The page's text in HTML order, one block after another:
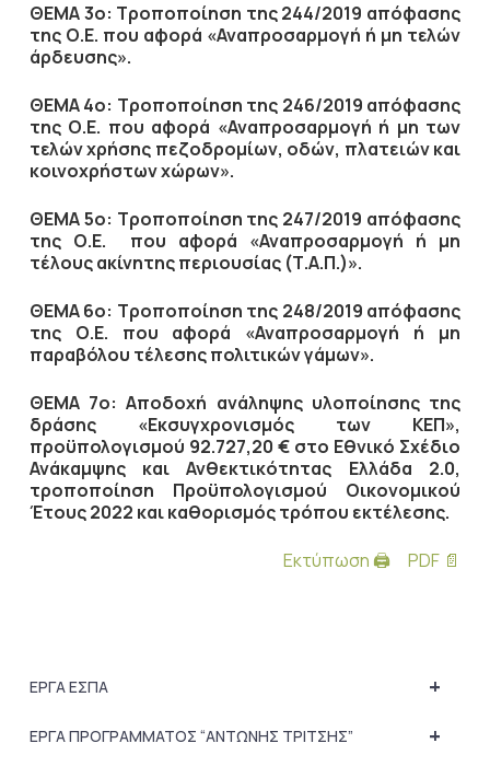
ΘΕΜΑ 3ο: Τροποποίηση της 244/2019 απόφασης
της Ο.Ε. που αφορά «Αναπροσαρμογή ή μη τελών
άρδευσης».
ΘΕΜΑ 4ο: Τροποποίηση της 246/2019 απόφασης
της Ο.Ε. που αφορά «Αναπροσαρμογή ή μη των
τελών χρήσης πεζοδρομίων, οδών, πλατειών και
κοινοχρήστων χώρων».
ΘΕΜΑ 5ο: Τροποποίηση της 247/2019 απόφασης
της Ο.Ε. που αφορά «Αναπροσαρμογή ή μη
τέλους ακίνητης περιουσίας (Τ.Α.Π.)».
ΘΕΜΑ 6ο: Τροποποίηση της 248/2019 απόφασης
της Ο.Ε. που αφορά «Αναπροσαρμογή ή μη
παραβόλου τέλεσης πολιτικών γάμων».
ΘΕΜΑ 7ο: Αποδοχή ανάληψης υλοποίησης της
δράσης «Εκσυγχρονισμός των ΚΕΠ»,
προϋπολογισμού 92.727,20 € στο Εθνικό Σχέδιο
Ανάκαμψης και Ανθεκτικότητας Ελλάδα 2.0,
τροποποίηση Προϋπολογισμού Οικονομικού
Έτους 2022 και καθορισμός τρόπου εκτέλεσης.
Εκτύπωση 🖨
PDF 📄
+
ΕΡΓΑ ΕΣΠΑ
+
ΕΡΓΑ ΠΡΟΓΡΑΜΜΑΤΟΣ “ΑΝΤΩΝΗΣ ΤΡΙΤΣΗΣ”